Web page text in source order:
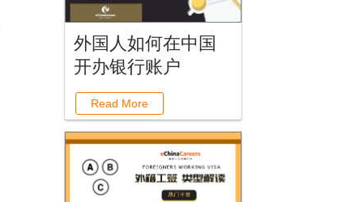
外国人如何在中国
开办银行账户
Read More